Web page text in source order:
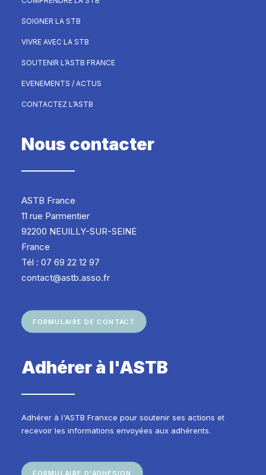
SOIGNER LA STB
VIVRE AVEC LA STB
SOUTENIR L’ASTB FRANCE
EVENEMENTS / ACTUS
CONTACTEZ L’ASTB
Nous contacter
ASTB France
11 rue Parmentier
92200 NEUILLY-SUR-SEINE
France
Tél : 07 69 22 12 97
contact@astb.asso.fr
FORMULAIRE DE CONTACT
Adhérer à l'ASTB
Adhérer à l'ASTB Franxce pour soutenir ses actions et
recevoir les informations envoyées aux adhérents.
FORMULAIRE D'ADHÉSION